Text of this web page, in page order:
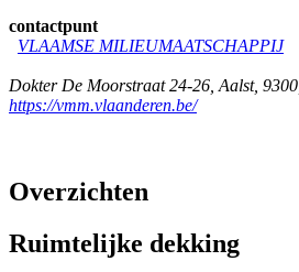
contactpunt
VLAAMSE MILIEUMAATSCHAPPIJ
Dokter De Moorstraat 24-26 Aalst, 9300
https://vmm.vlaanderen.be/
Overzichten
Ruimtelijke dekking